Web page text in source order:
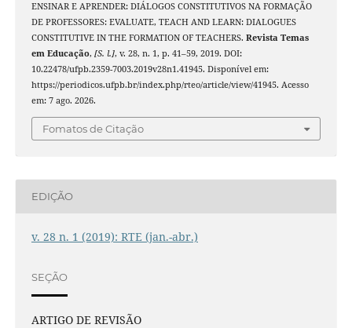
ENSINAR E APRENDER: DIÁLOGOS CONSTITUTIVOS NA FORMAÇÃO
DE PROFESSORES: EVALUATE, TEACH AND LEARN: DIALOGUES
CONSTITUTIVE IN THE FORMATION OF TEACHERS. Revista Temas
em Educação, [S. l.], v. 28, n. 1, p. 41–59, 2019. DOI:
10.22478/ufpb.2359-7003.2019v28n1.41945. Disponível em:
https://periodicos.ufpb.br/index.php/rteo/article/view/41945. Acesso
em: 7 ago. 2026.
Fomatos de Citação
EDIÇÃO
v. 28 n. 1 (2019): RTE (jan.-abr.)
SEÇÃO
ARTIGO DE REVISÃO